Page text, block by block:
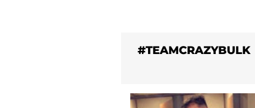
#TEAMCRAZYBULK
"Enorm goede supplementen voor het aanmaken van